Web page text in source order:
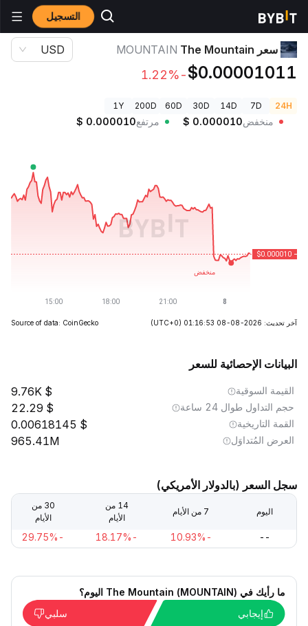
التسجيل أسعار العملات الرقمية
سعر The Mountain MOUNTAIN
$0.00001011
-1.22%
USD
24H
7D
14D
30D
60D
200D
1Y
منخفض $ 0.000010 مرتفع $ 0.000010
آخر تحديث: 2026-08-08 01:16:53 (UTC+0)
Source of data: CoinGecko
البيانات الإحصائية للسعر
القيمة السوقية 9.76K
حجم التداول طوال 24 ساعة 22.29
القمة التاريخية 0.00618145
العرض المُتداوَل 965.41M
سجل السعر (بالدولار الأمريكي)
اليوم 7 من الأيام
14 من
الأيام
30 من
الأيام
--
-10.93%
-18.17%
-29.75%
ما رأيك في The Mountain (MOUNTAIN) اليوم؟
إيجابي
سلبي